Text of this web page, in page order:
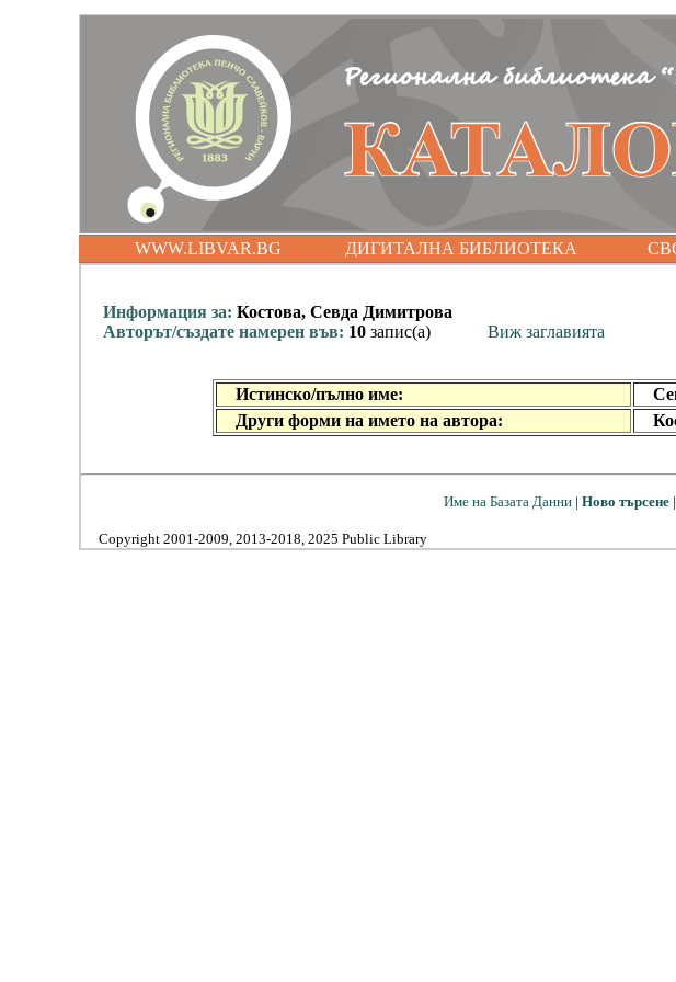
WWW.LIBVAR.BG ДИГИТАЛНА БИБЛИОТЕКА
Информация за: Костова, Севда Димитрова
Авторът/създате намерен във: 10 запис(а) Виж заглавията
Истинско/пълно име:
Други форми на името на автора:
Име на Базата Данни| Ново търсене|
Copyright 2001-2009, 2013-2018, 2025 Public Library